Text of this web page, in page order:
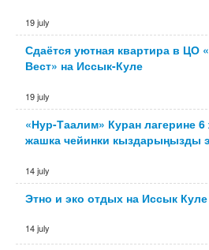
19 july
Сдаётся уютная квартира в ЦО
Вест» на Иссык-Куле
19 july
«Нур-Таалим» Куран лагерине
жашка чейинки кыздарыңызды
14 july
Этно и эко отдых на Иссык Куле
14 july